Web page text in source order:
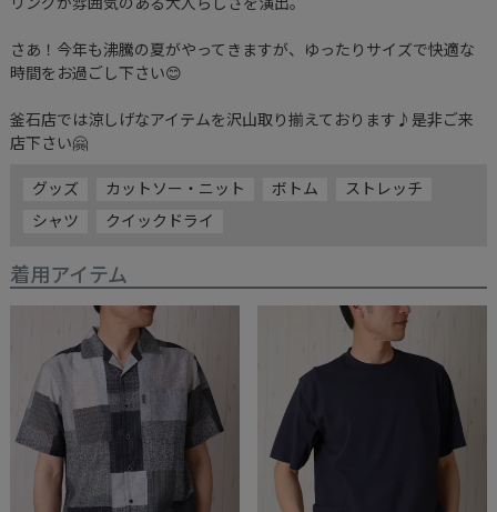
さあ！今年も沸騰の夏がやってきますが、ゆったりサイズで快適な
時間をお過ごし下さい😊
釜石店では涼しげなアイテムを沢山取り揃えております♪是非ご来
店下さい🤗
グッズ カットソー・ニット ボトム
ストレッチ
シャツ
クイックドライ
着用アイテム